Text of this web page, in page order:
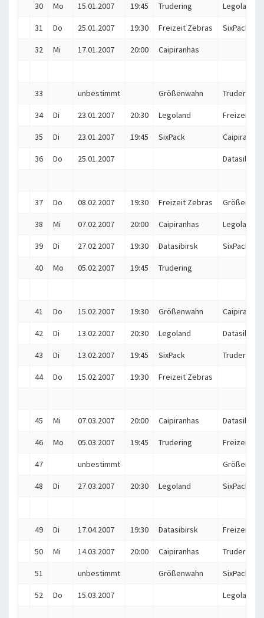
30 Mo 15.01.2007 19:45 Trudering Legoland
31 Do 25.01.2007 19:30 Freizeit Zebras SixPack
32 Mi 17.01.2007 20:00 Caipiranhas
33 unbestimmt Größenwahn Trudering
34 Di 23.01.2007 20:30 Legoland Freizeit
35 Di 23.01.2007 19:45 SixPack Caipiranhas
36 Do 25.01.2007 Datasibirsk
37 Do 08.02.2007 19:30 Freizeit Zebras
38 Mi 07.02.2007 20:00 Caipiranhas Legoland
39 Di 27.02.2007 19:30 Datasibirsk SixPack
40 Mo 05.02.2007 19:45 Trudering
41 Do 15.02.2007 19:30 Größenwahn Caipiranhas
42 Di 13.02.2007 20:30 Legoland Datasibirsk
43 Di 13.02.2007 19:45 SixPack Trudering
44 Do 15.02.2007 19:30 Freizeit Zebras
45 Mi 07.03.2007 20:00 Caipiranhas Datasibirsk
46 Mo 05.03.2007 19:45 Trudering Freizeit
47 unbestimmt
48 Di 27.03.2007 20:30 Legoland SixPack
49 Di 17.04.2007 19:30 Datasibirsk Freizeit
50 Mi 14.03.2007 20:00 Caipiranhas Trudering
51 unbestimmt Größenwahn SixPack
52 Do 15.03.2007 Legoland